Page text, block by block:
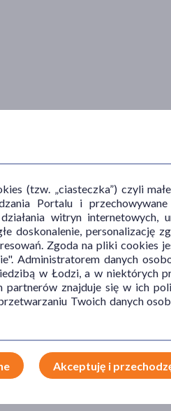
(tzw. „ciasteczka”) czyli
Portalu i
witryn internetowych,
doskonalenie, personalizację
Zgoda na pliki cookies
Administratorem danych
w Łodzi, a w niektórych
partnerów znajduje się w ich
Twoich danych
Akceptuję i